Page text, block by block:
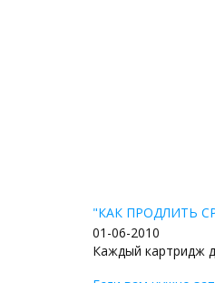
"КАК ПРОДЛИТЬ
01-06-2010
Каждый картридж